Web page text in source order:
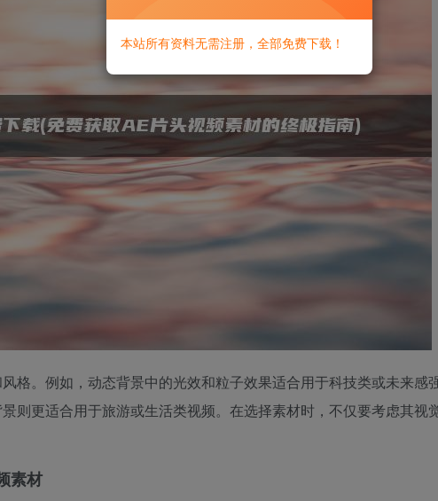
格。例如，动态背景中的光效和粒子效果适合用于科技类或未来感
则更适合用于旅游或生活类视频。在选择素材时，不仅要考虑其视
素材
本站所有资料无需注册，全部免费下载！